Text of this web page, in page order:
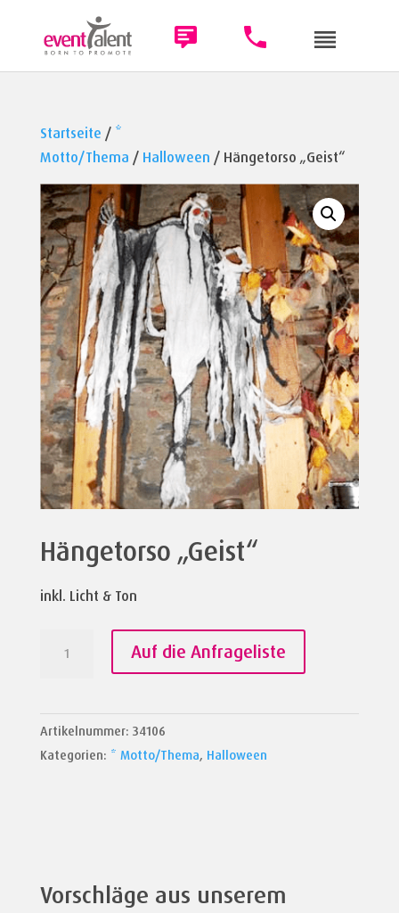
Startseite / *
Motto/Thema / Halloween / Hängetorso „Geist“
Hängetorso „Geist“
inkl. Licht & Ton
Auf die Anfrageliste
Artikelnummer: 34106
Kategorien: * Motto/Thema, Halloween
Vorschläge aus unserem